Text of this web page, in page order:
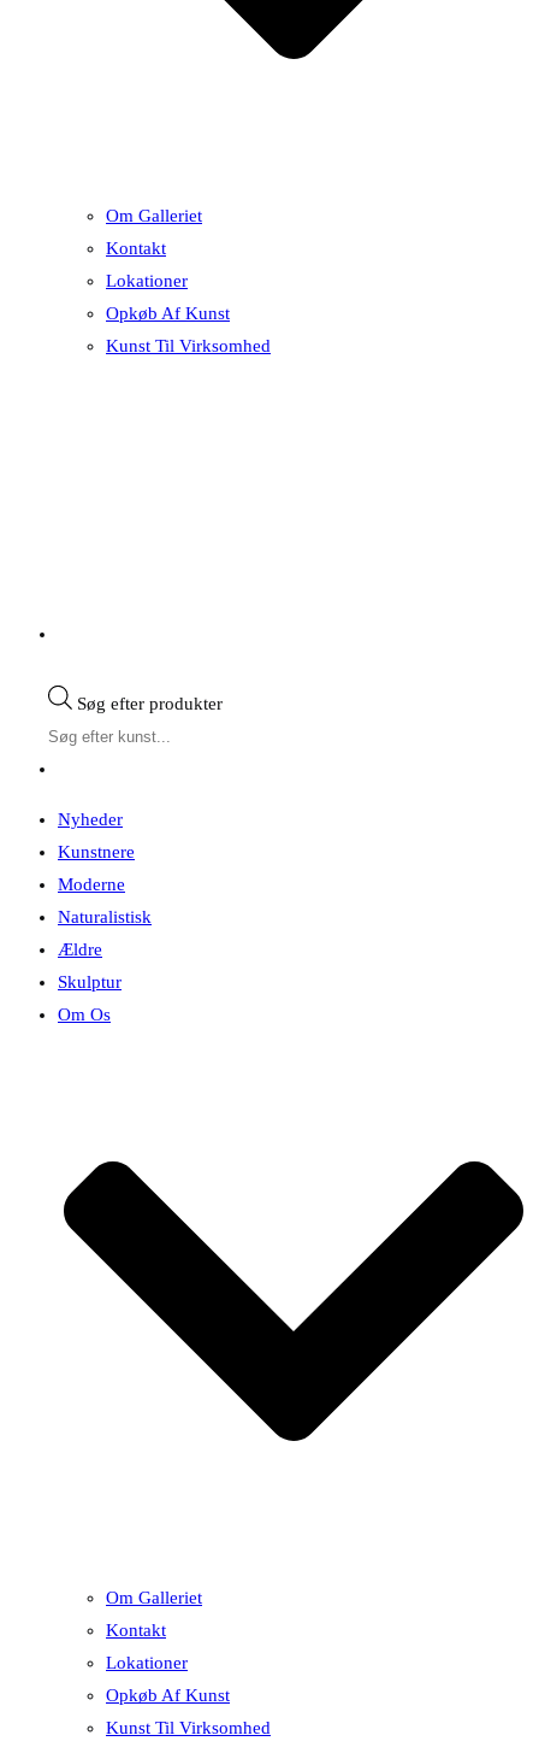
Om Galleriet
Kontakt
Lokationer
Opkøb Af Kunst
Kunst Til Virksomhed
Søg efter produkter
Nyheder
Kunstnere
Moderne
Naturalistisk
Ældre
Skulptur
Om Os
Om Galleriet
Kontakt
Lokationer
Opkøb Af Kunst
Kunst Til Virksomhed